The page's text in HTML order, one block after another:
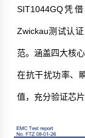
SIT1044GQ凭
Zwickau测试认
范。涵盖四大核
在抗干扰功率、
值，充分验证芯